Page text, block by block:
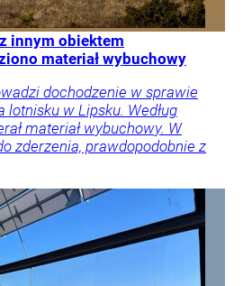
innym obiektem
materiał wybuchowy
dochodzenie w sprawie
lotnisku w Lipsku. Według
materiał wybuchowy. W
zderzenia, prawdopodobnie z